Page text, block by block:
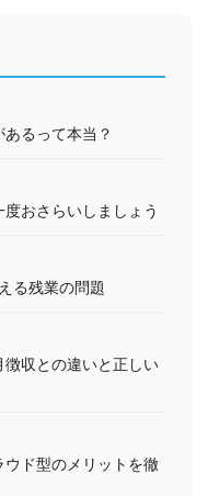
るって本当？
おさらいしましょう
る残業の問題
収との違いと正しい
ド型のメリットを徹